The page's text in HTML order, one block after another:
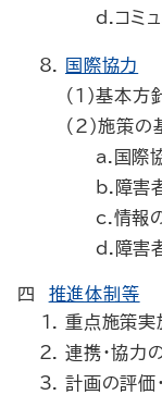
d.コミ
国際協力
（1）基本方
（2）施策
a.国際
b.障害
c.情報
d.障害
四 推進体制等
重点施策実
連携・協力
計画の評価